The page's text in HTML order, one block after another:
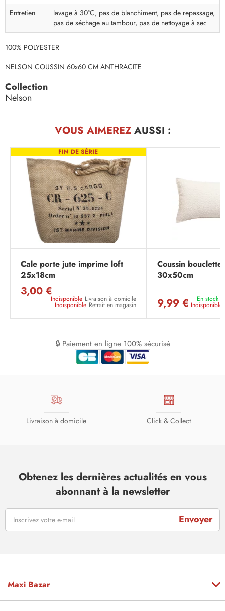
Entretien
lavage à 30°C, pas de blanchiment, pas de repassage,
pas de séchage au tambour, pas de nettoyage à sec
100% POLYESTER
NELSON COUSSIN 60x60 CM ANTHRACITE
Collection
Nelson
VOUS AIMEREZAUSSI :
FIN DE SÉRIE
Cale porte jute imprime loft
25x18cm
3,00 €
Indisponible Livraison à domicile
Indisponible Retrait en magasin
Coussin
30x50cm
9,99 € En stock
Indisponible
🔒 Paiement en ligne 100% sécurisé
Livraison à domicile Click & Collect
Obtenez les dernières actualités en vous
abonnant à la newsletter
Envoyer
Maxi Bazar